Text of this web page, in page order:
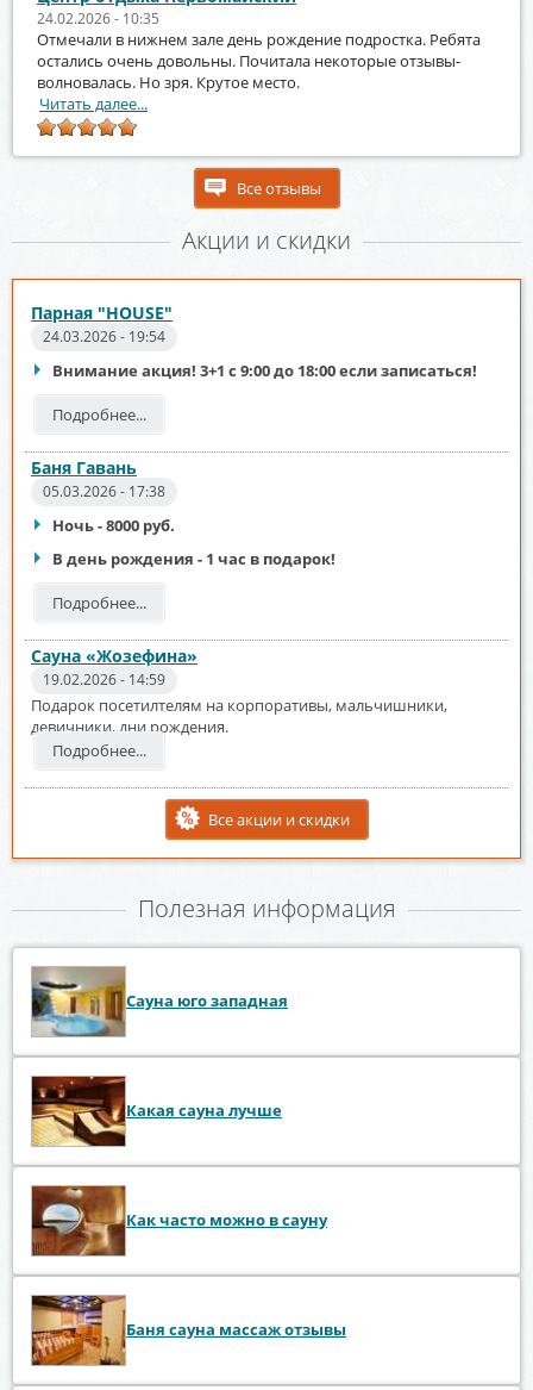
24.02.2026 - 10:35
Отмечали в нижнем зале день рождение подростка. Ребята
остались очень довольны. Почитала некоторые отзывы-
волновалась. Но зря. Крутое место.
Читать далее...
Все отзывы
Акции и скидки
Парная "HOUSE"
24.03.2026 - 19:54
Внимание акция! 3+1 с 9:00 до 18:00 если записаться!
Подробнее...
Баня Гавань
05.03.2026 - 17:38
Ночь - 8000 руб.
В день рождения - 1 час в подарок!
Подробнее...
Сауна «Жозефина»
19.02.2026 - 14:59
Подарок посетилтелям на корпоративы, мальчишники,
девичники, дни рождения.
Подробнее...
Все акции и скидки
Полезная информация
Сауна юго западная
Какая сауна лучше
Как часто можно в сауну
Баня сауна массаж отзывы